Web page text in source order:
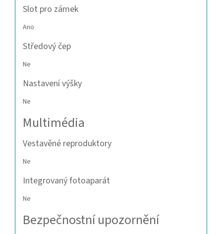
Slot pro zámek
Ano
Středový čep
Ne
Nastavení výšky
Ne
Multimédia
Vestavěné reproduktory
Ne
Integrovaný fotoaparát
Ne
Bezpečnostní upozornění